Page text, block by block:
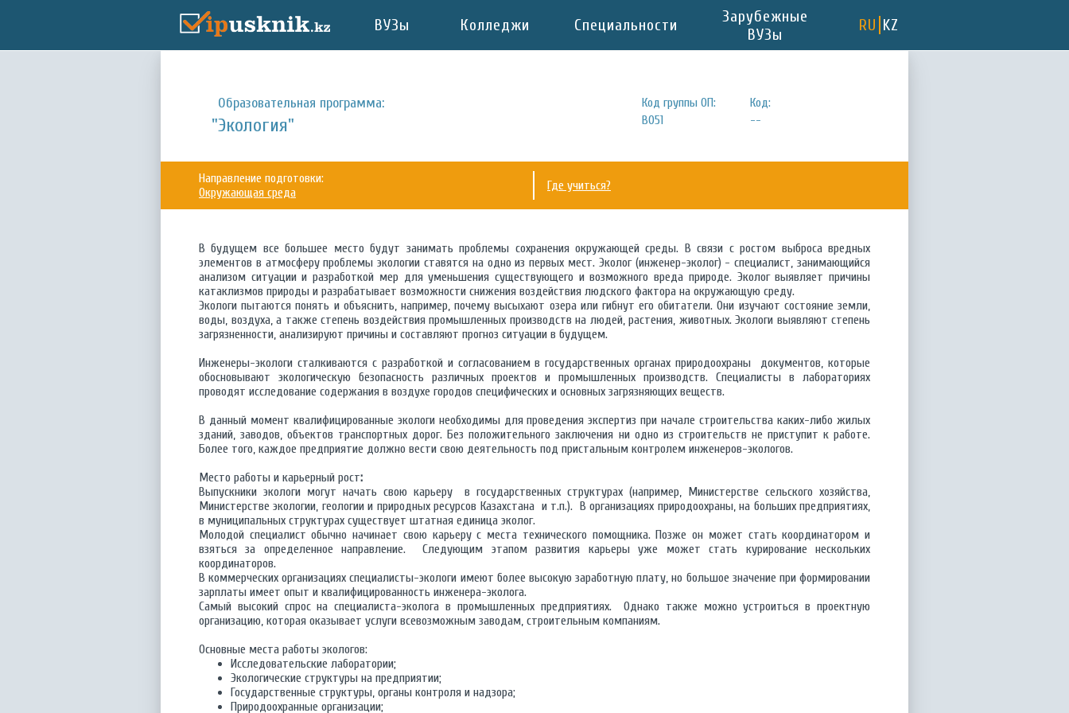
ВУЗы Колледжи Специальности
Зарубежные
ВУЗы
RU KZ
Образовательная программа:
"Экология"
Код группы ОП:
B051
Код:
--
Направление подготовки:
Окружающая среда
Где учиться?
В будущем все большее место будут занимать проблемы сохранения окружающей среды. В связи с ростом выброса вредных
элементов в атмосферу проблемы экологии ставятся на одно из первых мест. Эколог (инженер-эколог) - специалист, занимающийся
анализом ситуации и разработкой мер для уменьшения существующего и возможного вреда природе. Эколог выявляет причины
катаклизмов природы и разрабатывает возможности снижения воздействия людского фактора на окружающую среду.
Экологи пытаются понять и объяснить, например, почему высыхают озера или гибнут его обитатели. Они изучают состояние земли,
воды, воздуха, а также степень воздействия промышленных производств на людей, растения, животных. Экологи выявляют степень
загрязненности, анализируют причины и составляют прогноз ситуации в будущем.
Инженеры-экологи сталкиваются с разработкой и согласованием в государственных органах природоохраны документов, которые
обосновывают экологическую безопасность различных проектов и промышленных производств. Специалисты в лабораториях
проводят исследование содержания в воздухе городов специфических и основных загрязняющих веществ.
В данный момент квалифицированные экологи необходимы для проведения экспертиз при начале строительства каких-либо жилых
зданий, заводов, объектов транспортных дорог. Без положительного заключения ни одно из строительств не приступит к работе.
Более того, каждое предприятие должно вести свою деятельность под пристальным контролем инженеров-экологов.
Место работы и карьерный рост:
Выпускники экологи могут начать свою карьеру в государственных структурах (например, Министерстве сельского хозяйства,
Министерстве экологии, геологии и природных ресурсов Казахстана и т.п.). В организациях природоохраны, на больших предприятиях,
в муниципальных структурах существует штатная единица эколог.
Молодой специалист обычно начинает свою карьеру с места технического помощника. Позже он может стать координатором и
взяться за определенное направление. Следующим этапом развития карьеры уже может стать курирование нескольких
координаторов.
В коммерческих организациях специалисты-экологи имеют более высокую заработную плату, но большое значение при формировании
зарплаты имеет опыт и квалифицированность инженера-эколога.
Самый высокий спрос на специалиста-эколога в промышленных предприятиях. Однако также можно устроиться в проектную
организацию, которая оказывает услуги всевозможным заводам, строительным компаниям.
Основные места работы экологов:
Исследовательские лаборатории;
Экологические структуры на предприятии;
Государственные структуры, органы контроля и надзора;
Природоохранные организации;